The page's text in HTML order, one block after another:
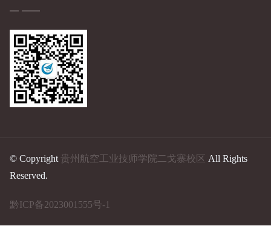
© Copyright贵州航空工业技师学院二戈寨校区 All Rights
Reserved.
黔ICP备2023001555号-1